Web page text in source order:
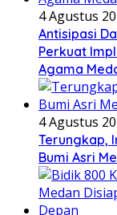
4 Agustus
Antisipasi
Perkuat
Agama
4 Agustus
Terungkap,
Bumi Asri